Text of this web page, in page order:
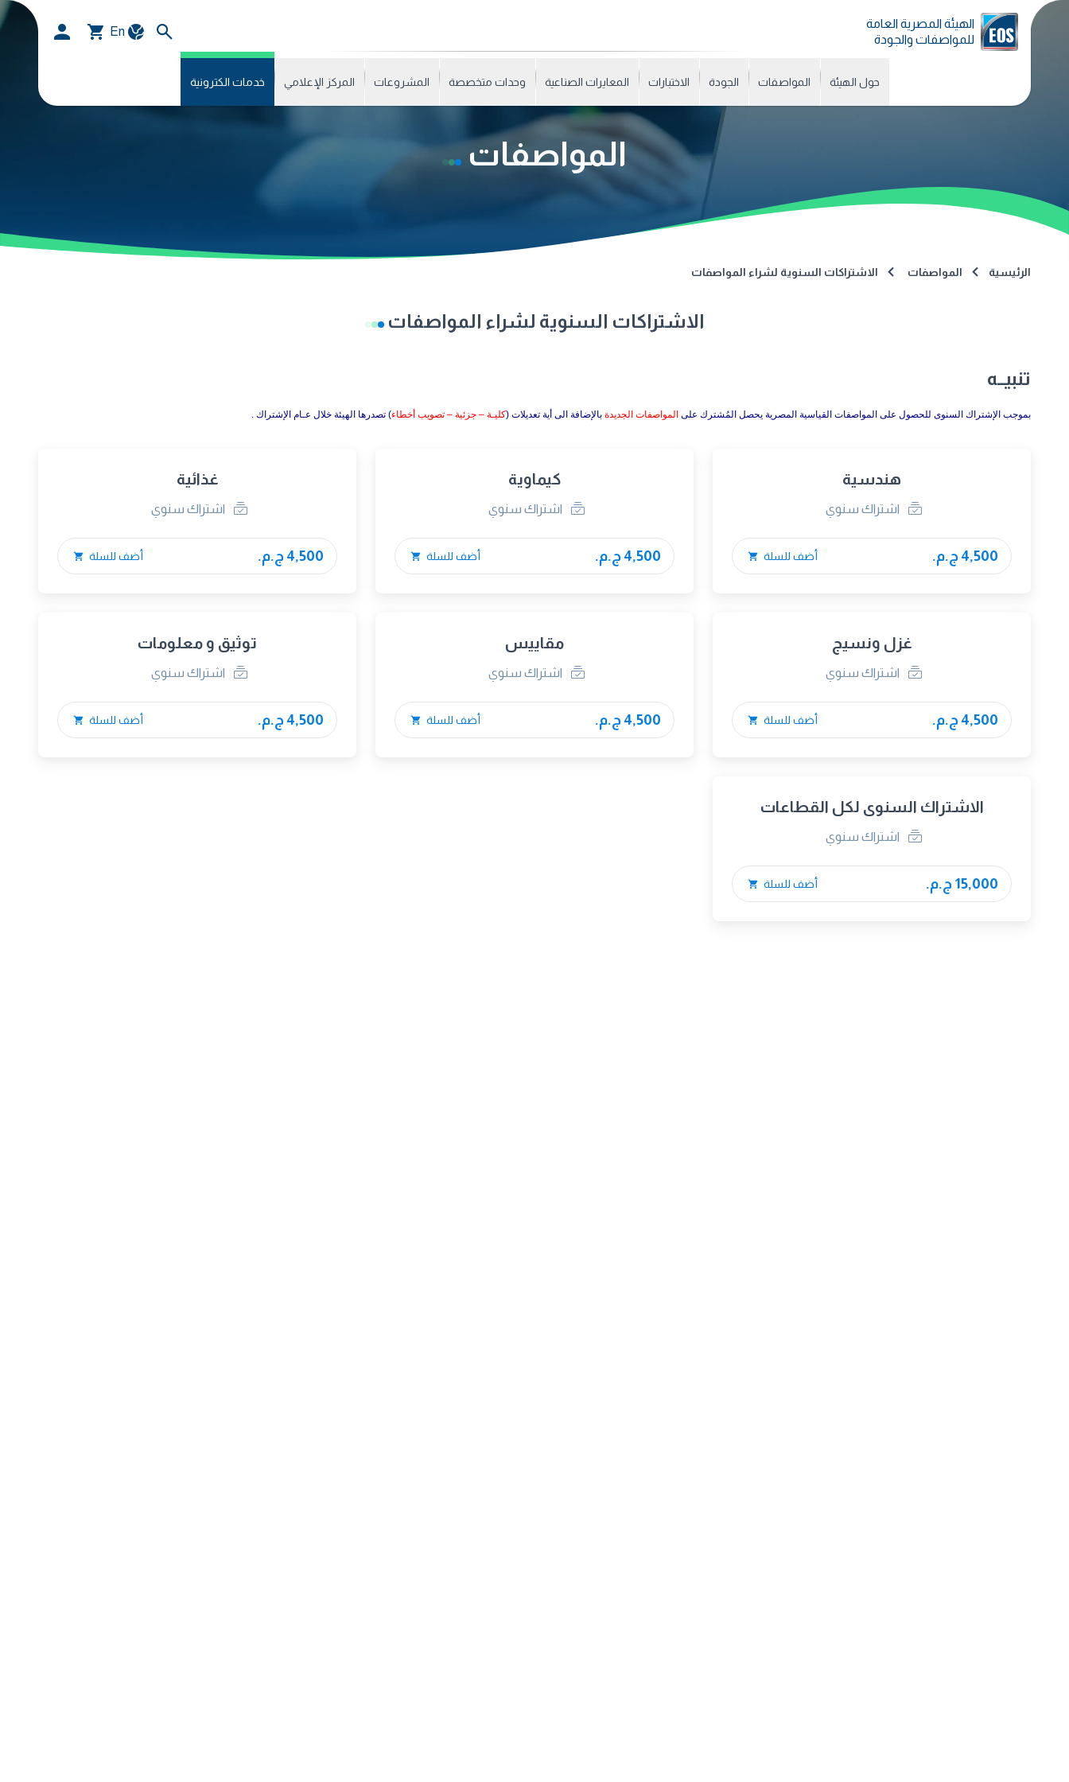
الهيئة المصرية العامة
للمواصفات والجودة
En
حول الهيئة المواصفات الجودة الاختبارات المعايرات الصناعية وحدات متخصصة المشروعات المركز الإعلامي خدمات الكترونية
المواصفات
الرئيسية المواصفات الاشتراكات السنوية لشراء المواصفات
الاشتراكات السنوية لشراء المواصفات
تنبيــه
بموجب الإشتراك السنوى للحصول على المواصفات القياسية المصرية يحصل المُشترك على المواصفات الجديدة بالإضافة الى أية تعديلات (كليـة – جزئية – تصويب أخطاء) تصدرها الهيئة خلال عـام الإشتراك .
هندسية
اشتراك سنوي
4,500 ج.م. أضف للسلة
كيماوية
اشتراك سنوي
4,500 ج.م. أضف للسلة
غذائية
اشتراك سنوي
4,500 ج.م. أضف للسلة
غزل ونسيج
اشتراك سنوي
4,500 ج.م. أضف للسلة
مقاييس
اشتراك سنوي
4,500 ج.م. أضف للسلة
توثيق و معلومات
اشتراك سنوي
4,500 ج.م. أضف للسلة
الاشتراك السنوى لكل القطاعات
اشتراك سنوي
15,000 ج.م. أضف للسلة